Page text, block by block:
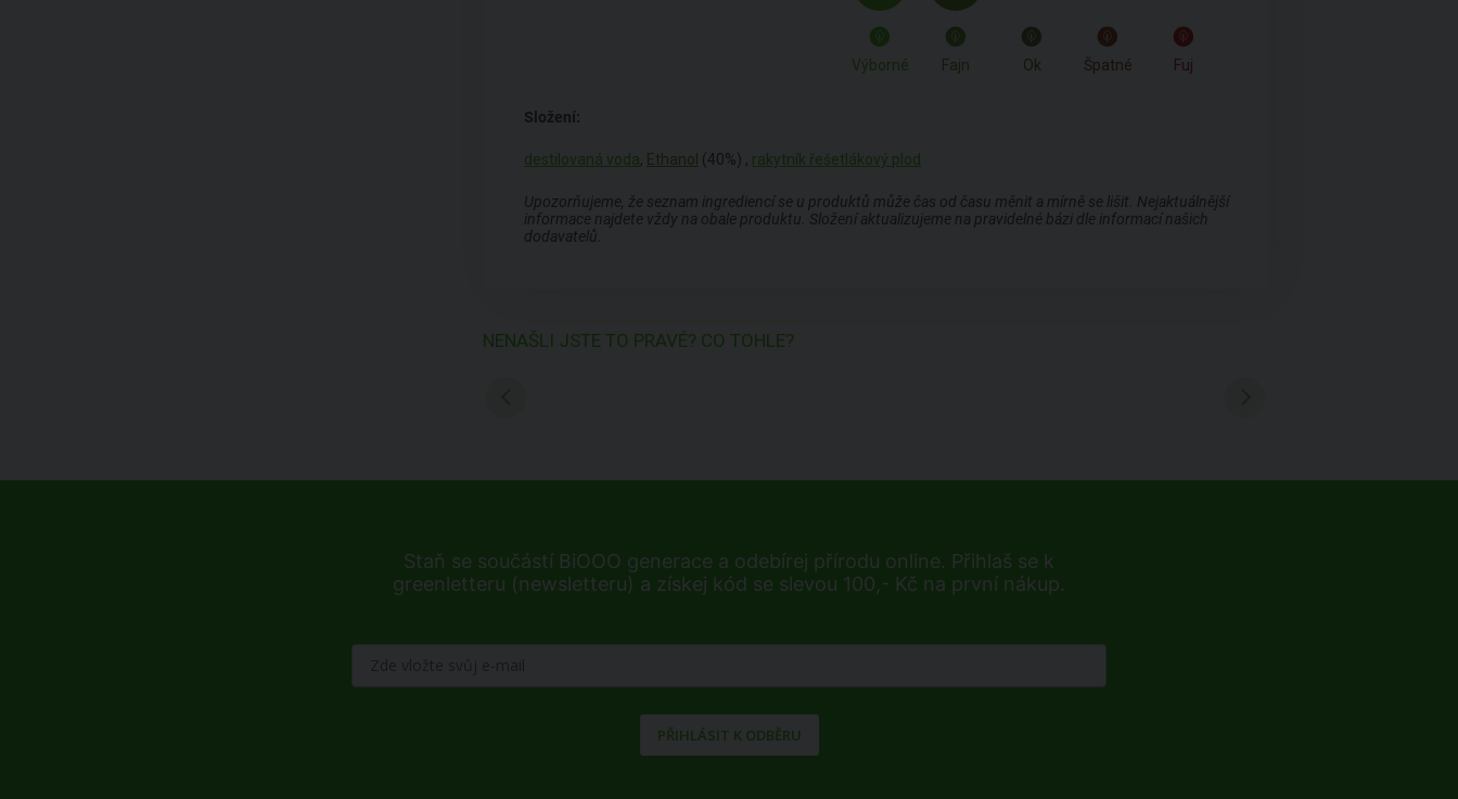
Výborné Fajn Ok Špatné Fuj
Složení:
destilovaná voda, Ethanol (40%) , rakytník řešetlákový plod
Upozorňujeme, že seznam ingrediencí se u produktů může čas od času měnit a mírně se lišit. Nejaktuálnější
informace najdete vždy na obale produktu. Složení aktualizujeme na pravidelné bázi dle informací našich
dodavatelů.
NENAŠLI JSTE TO PRAVÉ? CO TOHLE?
Staň se součástí BiOOO generace a odebírej přírodu online. Přihlaš se k
greenletteru (newsletteru) a získej kód se slevou 100,- Kč na první nákup.
PŘIHLÁSIT K ODBĚRU